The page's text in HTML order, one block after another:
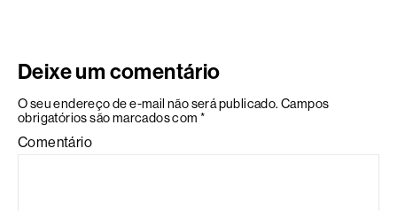
Deixe um comentário
O seu endereço de e-mail não será publicado. Campos
obrigatórios são marcados com *
Comentário